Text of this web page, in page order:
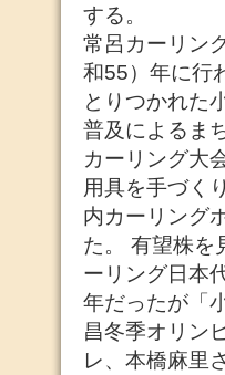
する。
常呂カーリン
和55）年に行
とりつかれた
普及によるま
カーリング大
用具を手づく
内カーリング
た。 有望株を
ーリング日本
年だったが「
昌冬季オリン
レ、本橋麻里